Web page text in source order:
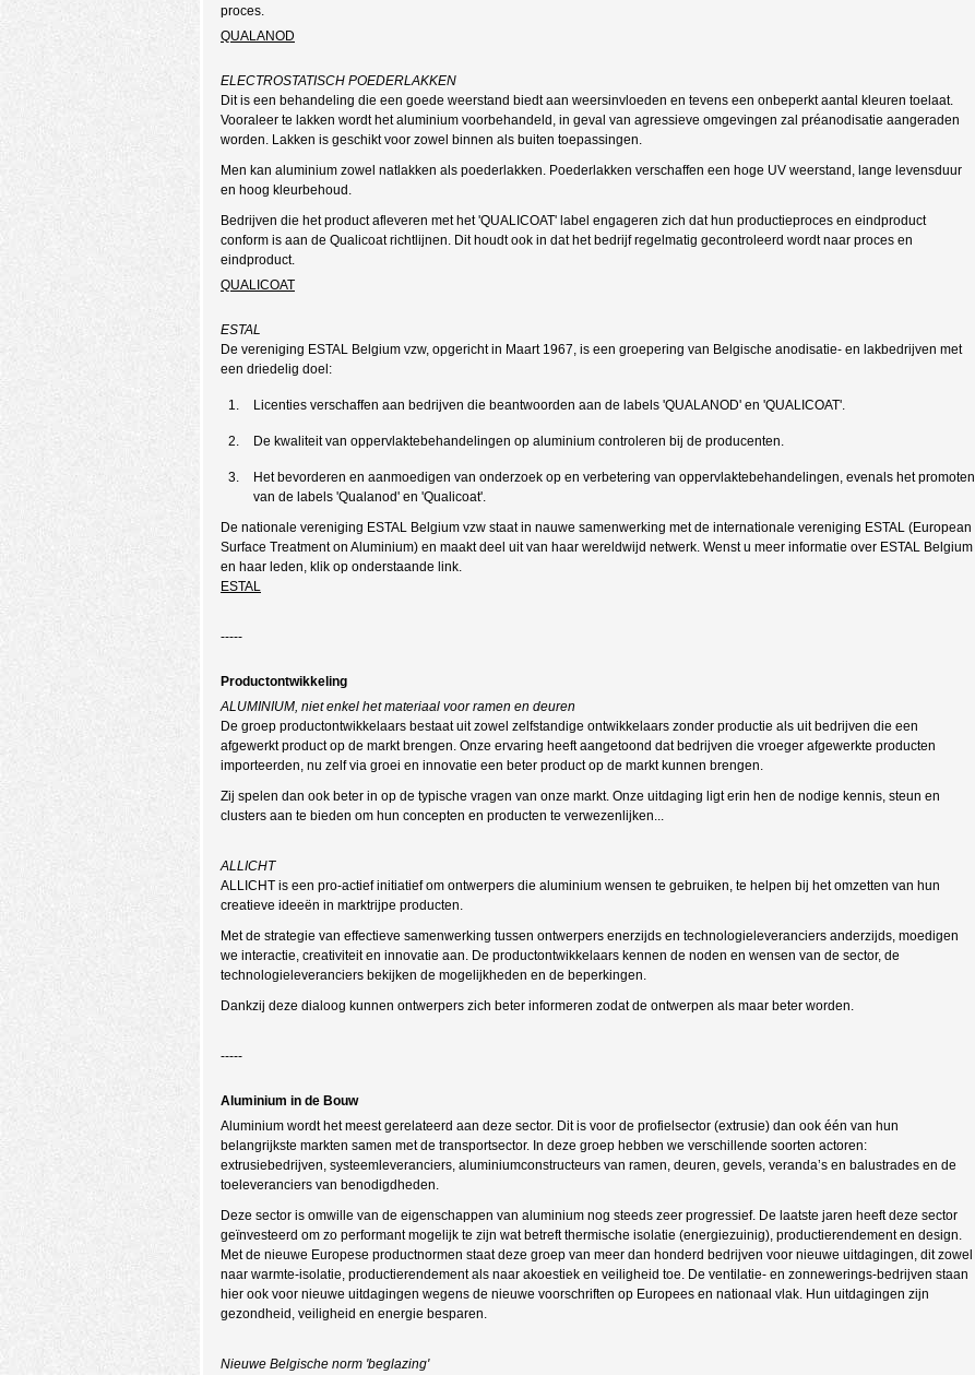
proces.
QUALANOD
ELECTROSTATISCH POEDERLAKKEN
Dit is een behandeling die een goede weerstand biedt aan weersinvloeden en tevens een onbeperkt aantal kleuren toelaat.
Vooraleer te lakken wordt het aluminium voorbehandeld, in geval van agressieve omgevingen zal préanodisatie aangeraden
worden. Lakken is geschikt voor zowel binnen als buiten toepassingen.
Men kan aluminium zowel natlakken als poederlakken. Poederlakken verschaffen een hoge UV weerstand, lange levensduur
en hoog kleurbehoud.
Bedrijven die het product afleveren met het 'QUALICOAT' label engageren zich dat hun productieproces en eindproduct
conform is aan de Qualicoat richtlijnen. Dit houdt ook in dat het bedrijf regelmatig gecontroleerd wordt naar proces en
eindproduct.
QUALICOAT
ESTAL
De vereniging ESTAL Belgium vzw, opgericht in Maart 1967, is een groepering van Belgische anodisatie- en lakbedrijven met
een driedelig doel:
Licenties verschaffen aan bedrijven die beantwoorden aan de labels 'QUALANOD' en 'QUALICOAT'.
De kwaliteit van oppervlaktebehandelingen op aluminium controleren bij de producenten.
Het bevorderen en aanmoedigen van onderzoek op en verbetering van oppervlaktebehandelingen, evenals het promoten
van de labels 'Qualanod' en 'Qualicoat'.
De nationale vereniging ESTAL Belgium vzw staat in nauwe samenwerking met de internationale vereniging ESTAL (European
Surface Treatment on Aluminium) en maakt deel uit van haar wereldwijd netwerk. Wenst u meer informatie over ESTAL Belgium
en haar leden, klik op onderstaande link.
ESTAL
-----
Productontwikkeling
ALUMINIUM, niet enkel het materiaal voor ramen en deuren
De groep productontwikkelaars bestaat uit zowel zelfstandige ontwikkelaars zonder productie als uit bedrijven die een
afgewerkt product op de markt brengen. Onze ervaring heeft aangetoond dat bedrijven die vroeger afgewerkte producten
importeerden, nu zelf via groei en innovatie een beter product op de markt kunnen brengen.
Zij spelen dan ook beter in op de typische vragen van onze markt. Onze uitdaging ligt erin hen de nodige kennis, steun en
clusters aan te bieden om hun concepten en producten te verwezenlijken...
ALLICHT
ALLICHT is een pro-actief initiatief om ontwerpers die aluminium wensen te gebruiken, te helpen bij het omzetten van hun
creatieve ideeën in marktrijpe producten.
Met de strategie van effectieve samenwerking tussen ontwerpers enerzijds en technologieleveranciers anderzijds, moedigen
we interactie, creativiteit en innovatie aan. De productontwikkelaars kennen de noden en wensen van de sector, de
technologieleveranciers bekijken de mogelijkheden en de beperkingen.
Dankzij deze dialoog kunnen ontwerpers zich beter informeren zodat de ontwerpen als maar beter worden.
-----
Aluminium in de Bouw
Aluminium wordt het meest gerelateerd aan deze sector. Dit is voor de profielsector (extrusie) dan ook één van hun
belangrijkste markten samen met de transportsector. In deze groep hebben we verschillende soorten actoren:
extrusiebedrijven, systeemleveranciers, aluminiumconstructeurs van ramen, deuren, gevels, veranda’s en balustrades en de
toeleveranciers van benodigdheden.
Deze sector is omwille van de eigenschappen van aluminium nog steeds zeer progressief. De laatste jaren heeft deze sector
geïnvesteerd om zo performant mogelijk te zijn wat betreft thermische isolatie (energiezuinig), productierendement en design.
Met de nieuwe Europese productnormen staat deze groep van meer dan honderd bedrijven voor nieuwe uitdagingen, dit zowel
naar warmte-isolatie, productierendement als naar akoestiek en veiligheid toe. De ventilatie- en zonnewerings-bedrijven staan
hier ook voor nieuwe uitdagingen wegens de nieuwe voorschriften op Europees en nationaal vlak. Hun uitdagingen zijn
gezondheid, veiligheid en energie besparen.
Nieuwe Belgische norm 'beglazing'